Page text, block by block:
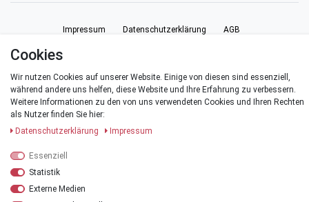
Impressum Daten­schutz­erklärung AGB
Kontakt
*Alle Preise verstehen sich inklusive der Mehrwertsteuer, zuzüglich der
Cookies
Wir nutzen Cookies auf unserer Website. Einige von diesen sind essenziell,
während andere uns helfen, diese Website und Ihre Erfahrung zu verbessern.
Weitere Informationen zu den von uns verwendeten Cookies und Ihren Rechten
als Nutzer finden Sie hier:
Daten­schutz­erklärung
Impressum
Essenziell
Statistik
Externe Medien